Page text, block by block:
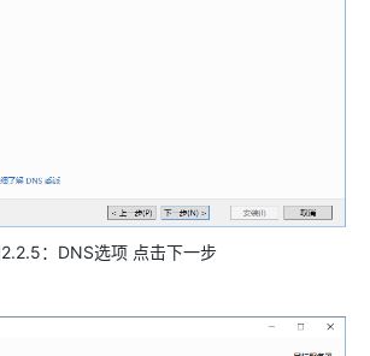
：DNS选项 点击下一步